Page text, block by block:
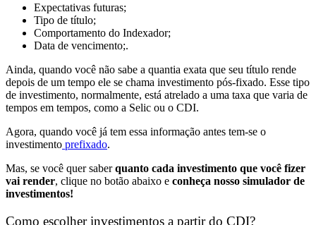
Expectativas futuras;
Tipo de título;
Comportamento do Indexador;
Data de vencimento;.
Ainda, quando você não sabe a quantia exata que seu título rende
depois de um tempo ele se chama investimento pós-fixado. Esse tipo
de investimento, normalmente, está atrelado a uma taxa que varia de
tempos em tempos, como a Selic ou o CDI.
Agora, quando você já tem essa informação antes tem-se o
investimento prefixado.
Mas, se você quer saberquanto cada investimento que você fizer
vai render, clique no botão abaixo e conheça nosso simulador de
investimentos!
Como escolher investimentos a partir do CDI?